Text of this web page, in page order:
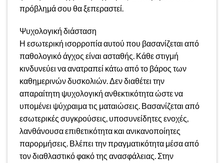
πρόβλημά σου θα ξεπεραστεί.
Ψυχολογική διάσταση
Η εσωτερική ισορροπία αυτού που βασανίζεται από
παθολογικό άγχος είναι ασταθής. Κάθε στιγμή
κινδυνεύει να ανατραπεί κάτω από το βάρος των
καθημερινών δυσκολιών. Δεν διαθέτει την
απαραίτητη ψυχολογική ανθεκτικότητα ώστε να
υπομένει ψύχραιμα τις ματαιώσεις. Βασανίζεται από
εσωτερικές συγκρούσεις, υποσυνείδητες ενοχές,
λανθάνουσα επιθετικότητα και ανικανοποίητες
παρορμήσεις. Βλέπει την πραγματικότητα μέσα από
τον διαθλαστικό φακό της ανασφάλειας. Στην